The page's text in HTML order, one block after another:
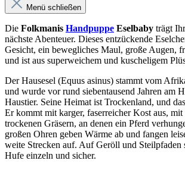
Menü schließen
Die Folkmanis Handpuppe Eselbaby trägt
nächste Abenteuer. Dieses entzückende
Gesicht, ein bewegliches Maul, große Augen,
und ist aus superweichem und kuscheligem
Der Hausesel (Equus asinus) stammt vom
und wurde vor rund siebentausend Jahren am
Haustier. Seine Heimat ist Trockenland, und
Er kommt mit karger, faserreicher Kost aus,
trockenen Gräsern, an denen ein Pferd
großen Ohren geben Wärme ab und fangen
weite Strecken auf. Auf Geröll und Steilpfaden
Hufe einzeln und sicher.